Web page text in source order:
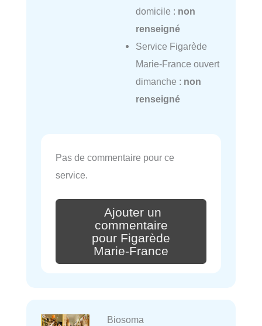
domicile : non
renseigné
Service Figarède
Marie-France ouvert
dimanche : non
renseigné
Pas de commentaire pour ce
service.
Ajouter un
commentaire
pour Figarède
Marie-France
Biosoma